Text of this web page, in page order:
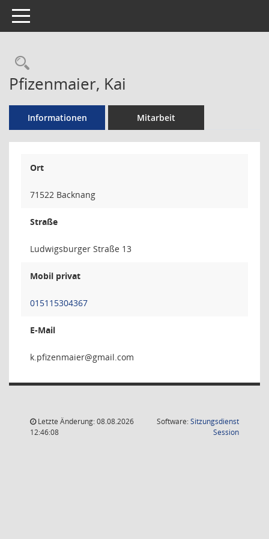
Toggle navigation
Rechercheauswahl
Pfizenmaier, Kai
Informationen Mitarbeit
Ort
71522 Backnang
Straße
Ludwigsburger Straße 13
Mobil privat
015115304367
E-Mail
reiamn
Letzte Änderung: 08.08.2026
12:46:08
Software:Sitzungsdienst
Session(Wird in